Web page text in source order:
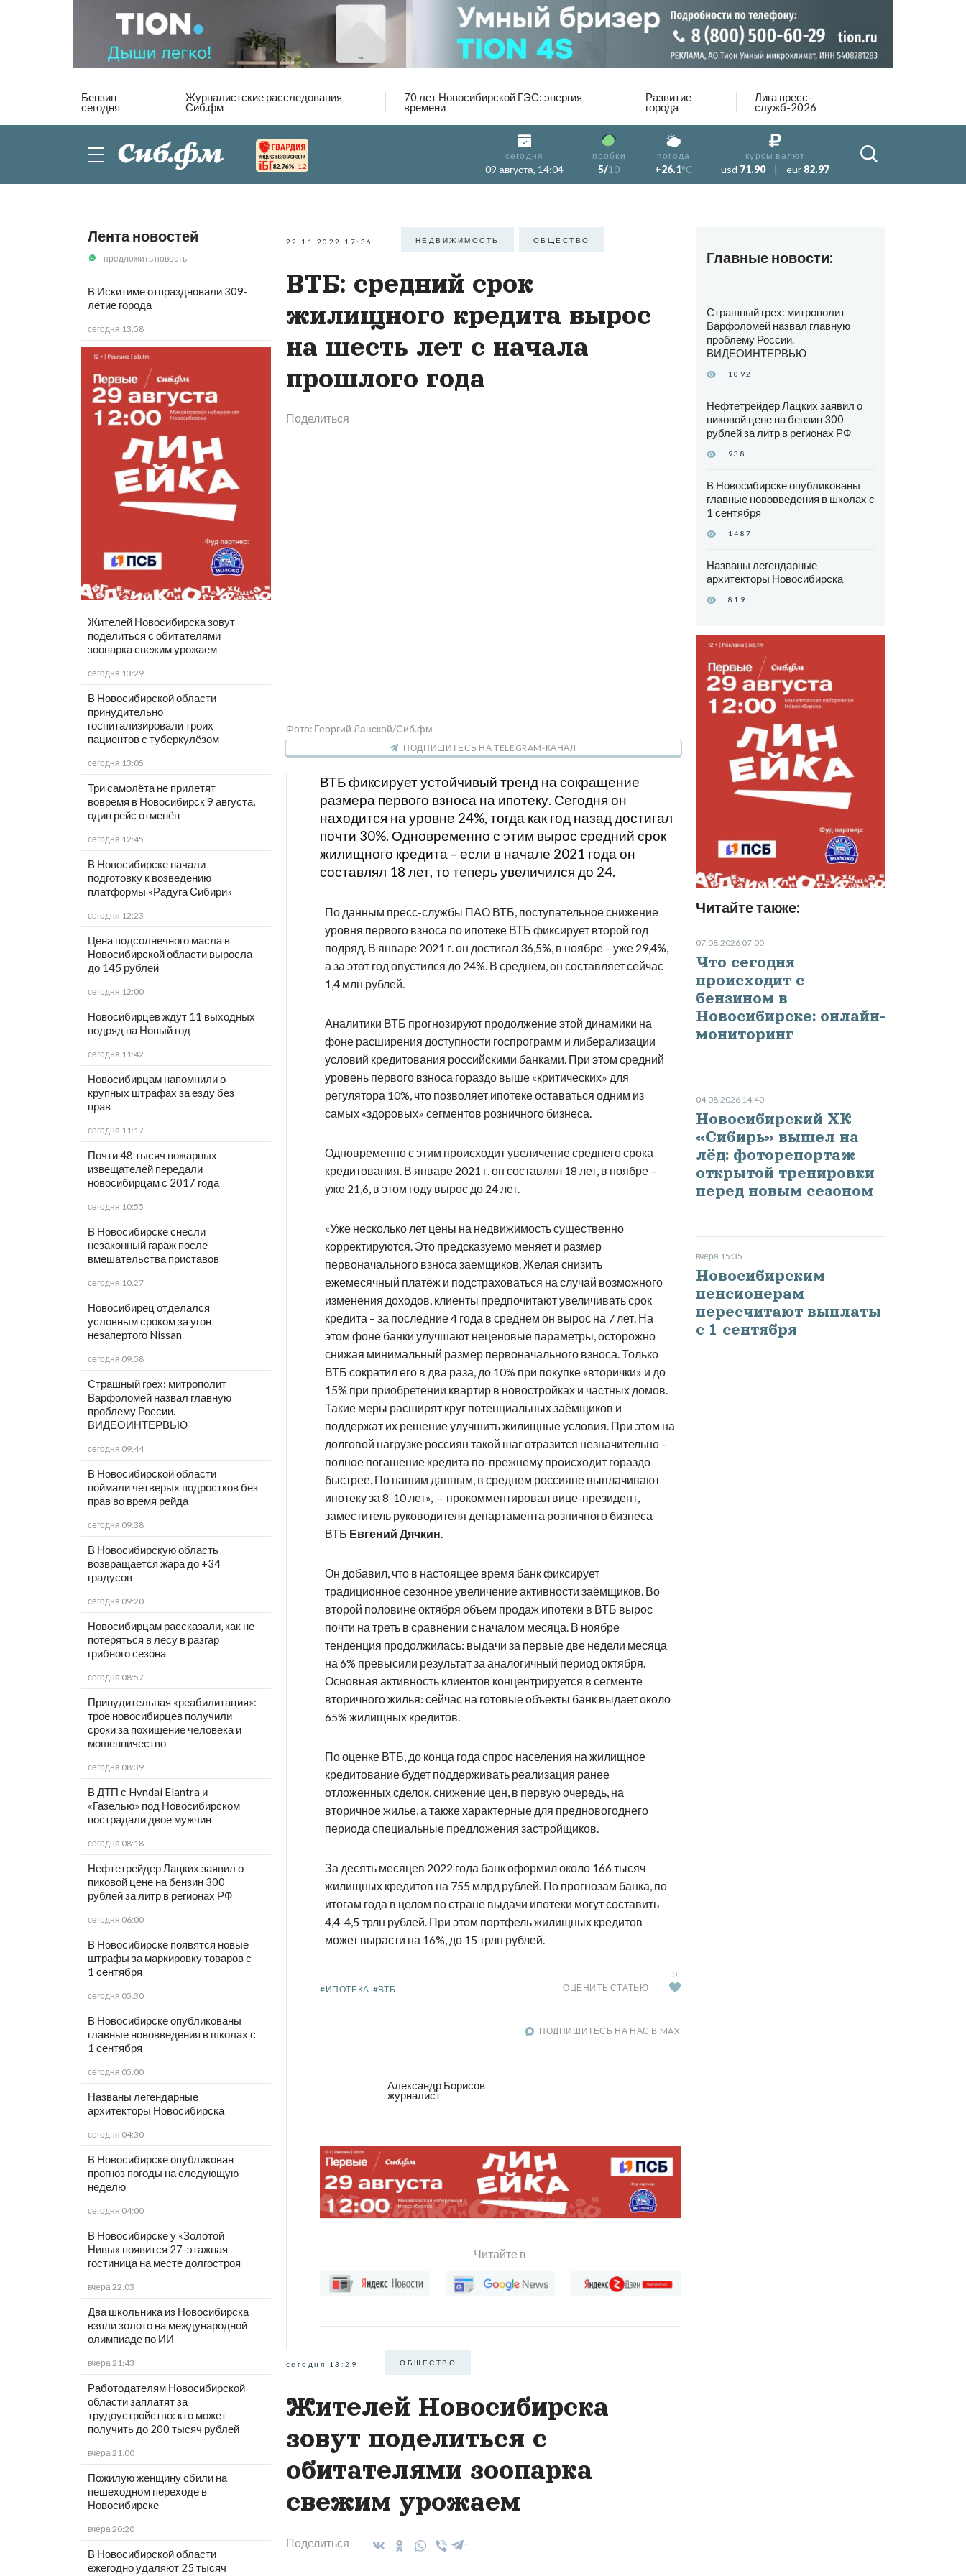
Бензин
сегодня
Журналистские расследования
Сиб.фм
70 лет Новосибирской ГЭС: энергия
времени
Развитие
города
Лига пресс-
служб-2026
82.76% -1.2
сегодня
09 августа, 14:04
пробки
5/10
погода
+26.1°C
курсы валют
usd 71.90 | eur 82.97
Лента новостей
предложить новость
В Искитиме отпраздновали 309-
летие города
сегодня 13:58
Жителей Новосибирска зовут
поделиться с обитателями
зоопарка свежим урожаем
сегодня 13:29
В Новосибирской области
принудительно
госпитализировали троих
пациентов с туберкулёзом
сегодня 13:05
Три самолёта не прилетят
вовремя в Новосибирск 9 августа,
один рейс отменён
сегодня 12:45
В Новосибирске начали
подготовку к возведению
платформы «Радуга Сибири»
сегодня 12:23
Цена подсолнечного масла в
Новосибирской области выросла
до 145 рублей
сегодня 12:00
Новосибирцев ждут 11 выходных
подряд на Новый год
сегодня 11:42
Новосибирцам напомнили о
крупных штрафах за езду без
прав
сегодня 11:17
Почти 48 тысяч пожарных
извещателей передали
новосибирцам с 2017 года
сегодня 10:55
В Новосибирске снесли
незаконный гараж после
вмешательства приставов
сегодня 10:27
Новосибирец отделался
условным сроком за угон
незапертого Nissan
сегодня 09:58
Страшный грех: митрополит
Варфоломей назвал главную
проблему России.
ВИДЕОИНТЕРВЬЮ
сегодня 09:44
В Новосибирской области
поймали четверых подростков без
прав во время рейда
сегодня 09:38
В Новосибирскую область
возвращается жара до +34
градусов
сегодня 09:20
Новосибирцам рассказали, как не
потеряться в лесу в разгар
грибного сезона
сегодня 08:57
Принудительная «реабилитация»:
трое новосибирцев получили
сроки за похищение человека и
мошенничество
сегодня 08:39
В ДТП с Hyndai Elantra и
«Газелью» под Новосибирском
пострадали двое мужчин
сегодня 08:18
Нефтетрейдер Лацких заявил о
пиковой цене на бензин 300
рублей за литр в регионах РФ
сегодня 06:00
В Новосибирске появятся новые
штрафы за маркировку товаров с
1 сентября
сегодня 05:30
В Новосибирске опубликованы
главные нововведения в школах с
1 сентября
сегодня 05:00
Названы легендарные
архитекторы Новосибирска
сегодня 04:30
В Новосибирске опубликован
прогноз погоды на следующую
неделю
сегодня 04:00
В Новосибирске у «Золотой
Нивы» появится 27-этажная
гостиница на месте долгостроя
вчера 22:03
Два школьника из Новосибирска
взяли золото на международной
олимпиаде по ИИ
вчера 21:43
Работодателям Новосибирской
области заплатят за
трудоустройство: кто может
получить до 200 тысяч рублей
вчера 21:00
Пожилую женщину сбили на
пешеходном переходе в
Новосибирске
вчера 20:20
В Новосибирской области
ежегодно удаляют 25 тысяч
22.11.2022 17:36 НЕДВИЖИМОСТЬ ОБЩЕСТВО
ВТБ: средний срок
жилищного кредита вырос
на шесть лет с начала
прошлого года
Поделиться
Фото: Георгий Ланской/Сиб.фм
ПОДПИШИТЕСЬ НА TELEGRAM-КАНАЛ
ВТБ фиксирует устойчивый тренд на сокращение
размера первого взноса на ипотеку. Сегодня он
находится на уровне 24%, тогда как год назад достигал
почти 30%. Одновременно с этим вырос средний срок
жилищного кредита – если в начале 2021 года он
составлял 18 лет, то теперь увеличился до 24.
По данным пресс-службы ПАО ВТБ, поступательное снижение
уровня первого взноса по ипотеке ВТБ фиксирует второй год
подряд. В январе 2021 г. он достигал 36,5%, в ноябре – уже 29,4%,
а за этот год опустился до 24%. В среднем, он составляет сейчас
1,4 млн рублей.
Аналитики ВТБ прогнозируют продолжение этой динамики на
фоне расширения доступности госпрограмм и либерализации
условий кредитования российскими банками. При этом средний
уровень первого взноса гораздо выше «критических» для
регулятора 10%, что позволяет ипотеке оставаться одним из
самых «здоровых» сегментов розничного бизнеса.
Одновременно с этим происходит увеличение среднего срока
кредитования. В январе 2021 г. он составлял 18 лет, в ноябре –
уже 21,6, в этом году вырос до 24 лет.
«Уже несколько лет цены на недвижимость существенно
корректируются. Это предсказуемо меняет и размер
первоначального взноса заемщиков. Желая снизить
ежемесячный платёж и подстраховаться на случай возможного
изменения доходов, клиенты предпочитают увеличивать срок
кредита – за последние 4 года в среднем он вырос на 7 лет. На
этом фоне банки улучшают неценовые параметры, осторожно
снижая минимальный размер первоначального взноса. Только
ВТБ сократил его в два раза, до 10% при покупке «вторички» и до
15% при приобретении квартир в новостройках и частных домов.
Такие меры расширят круг потенциальных заёмщиков и
поддержат их решение улучшить жилищные условия. При этом на
долговой нагрузке россиян такой шаг отразится незначительно –
полное погашение кредита по-прежнему происходит гораздо
быстрее. По нашим данным, в среднем россияне выплачивают
ипотеку за 8-10 лет», — прокомментировал вице-президент,
заместитель руководителя департамента розничного бизнеса
ВТБ Евгений Дячкин.
Он добавил, что в настоящее время банк фиксирует
традиционное сезонное увеличение активности заёмщиков. Во
второй половине октября объем продаж ипотеки в ВТБ вырос
почти на треть в сравнении с началом месяца. В ноябре
тенденция продолжилась: выдачи за первые две недели месяца
на 6% превысили результат за аналогичный период октября.
Основная активность клиентов концентрируется в сегменте
вторичного жилья: сейчас на готовые объекты банк выдает около
65% жилищных кредитов.
По оценке ВТБ, до конца года спрос населения на жилищное
кредитование будет поддерживать реализация ранее
отложенных сделок, снижение цен, в первую очередь, на
вторичное жилье, а также характерные для предновогоднего
периода специальные предложения застройщиков.
За десять месяцев 2022 года банк оформил около 166 тысяч
жилищных кредитов на 755 млрд рублей. По прогнозам банка, по
итогам года в целом по стране выдачи ипотеки могут составить
4,4-4,5 трлн рублей. При этом портфель жилищных кредитов
может вырасти на 16%, до 15 трлн рублей.
#ИПОТЕКА #ВТБ ОЦЕНИТЬ СТАТЬЮ
0
ПОДПИШИТЕСЬ НА НАС В MAX
Александр Борисов
журналист
Читайте в
сегодня 13:29 ОБЩЕСТВО
Жителей Новосибирска
зовут поделиться с
обитателями зоопарка
свежим урожаем
Поделиться
Главные новости:
Страшный грех: митрополит
Варфоломей назвал главную
проблему России.
ВИДЕОИНТЕРВЬЮ
1092
Нефтетрейдер Лацких заявил о
пиковой цене на бензин 300
рублей за литр в регионах РФ
938
В Новосибирске опубликованы
главные нововведения в школах с
1 сентября
1487
Названы легендарные
архитекторы Новосибирска
819
Читайте также:
07.08.2026 07:00
Что сегодня
происходит с
бензином в
Новосибирске: онлайн-
мониторинг
04.08.2026 14:40
Новосибирский ХК
«Сибирь» вышел на
лёд: фоторепортаж
открытой тренировки
перед новым сезоном
вчера 15:35
Новосибирским
пенсионерам
пересчитают выплаты
с 1 сентября